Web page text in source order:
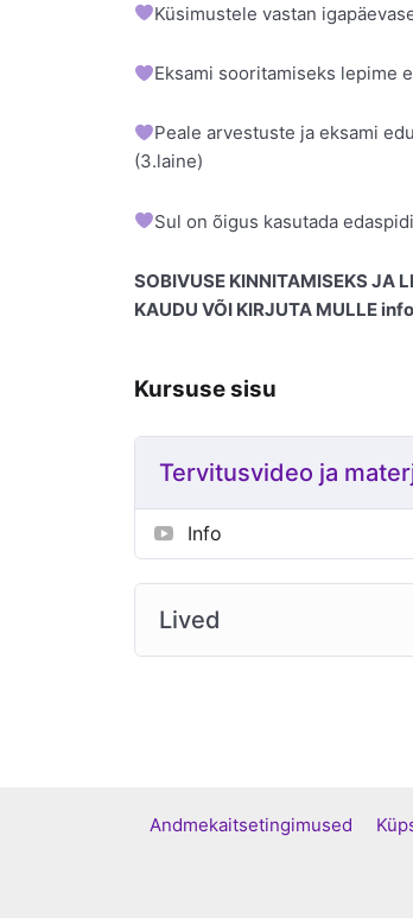
Küsimustele vastan
Eksami sooritamiseks lepime
Peale arvestuste ja eksami
(3.laine)
Sul on õigus kasutada
SOBIVUSE KINNITAMISEKS JA
KAUDU VÕI KIRJUTA MULLE
Kursuse sisu
Tervitusvideo ja
Info
Lived
Andmekaitsetingimused